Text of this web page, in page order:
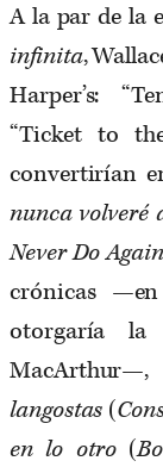
A la par de la
infinita,
Harper’s:
“Ticket to
convertirían
nunca volveré
Never Do Again
crónicas
otorgaría la
langostas (
en lo otro(